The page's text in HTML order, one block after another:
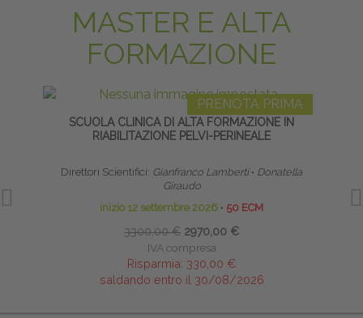
MASTER E ALTA
FORMAZIONE
PRENOTA PRIMA
SCUOLA CLINICA DI ALTA FORMAZIONE IN
RIABILITAZIONE PELVI-PERINEALE
Direttori Scientifici: Gianfranco Lamberti ∙ Donatella
Giraudo
inizio 12 settembre 2026 ∙ 50 ECM
3300,00 € 2970,00 €
IVA compresa
Risparmia: 330,00 €
saldando entro il 30/08/2026